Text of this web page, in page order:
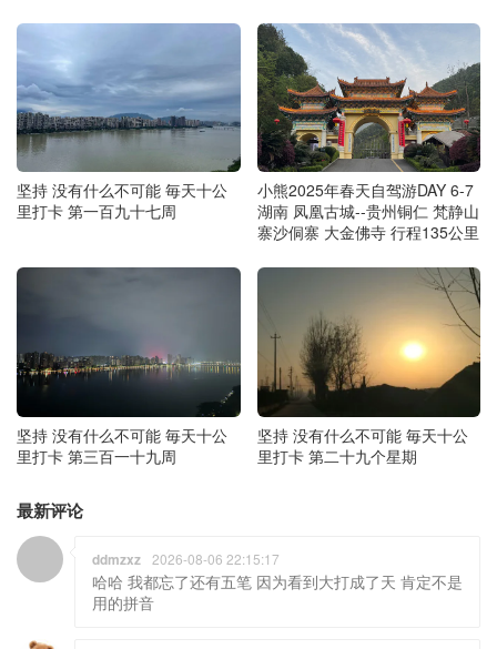
坚持 没有什么不可能 毎天十公
里打卡 第一百九十七周
小熊2025年春天自驾游DAY 6-7
湖南 凤凰古城--贵州铜仁 梵静山
寨沙侗寨 大金佛寺 行程135公里
坚持 没有什么不可能 毎天十公
里打卡 第三百一十九周
坚持 没有什么不可能 毎天十公
里打卡 第二十九个星期
最新评论
ddmzxz 2026-08-06 22:15:17
哈哈 我都忘了还有五笔 因为看到大打成了天 肯定不是
用的拼音